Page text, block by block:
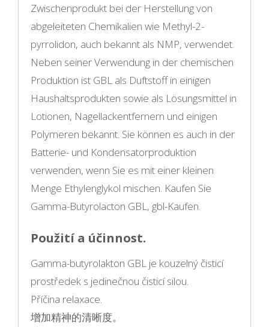
Zwischenprodukt bei der Herstellung von
abgeleiteten Chemikalien wie Methyl-2-
pyrrolidon, auch bekannt als NMP, verwendet.
Neben seiner Verwendung in der chemischen
Produktion ist GBL als Duftstoff in einigen
Haushaltsprodukten sowie als Lösungsmittel in
Lotionen, Nagellackentfernern und einigen
Polymeren bekannt. Sie können es auch in der
Batterie- und Kondensatorproduktion
verwenden, wenn Sie es mit einer kleinen
Menge Ethylenglykol mischen. Kaufen Sie
Gamma-Butyrolacton GBL, gbl-Kaufen.
Použití a účinnost.
Gamma-butyrolakton GBL je kouzelný čisticí
prostředek s jedinečnou čisticí silou.
Příčina relaxace.
增加精神的清晰度。